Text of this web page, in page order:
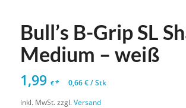
Bull’s B-Grip SL
Medium – weiß
1,99 €* 0,66€/Stk
inkl. MwSt. zzgl.Versand